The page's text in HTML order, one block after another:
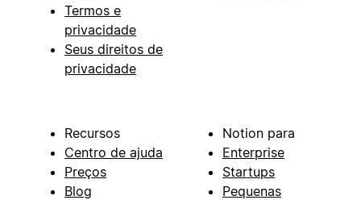
Termos e
privacidade
Seus direitos de
privacidade
Recursos
Centro de ajuda
Preços
Blog
Notion para
Enterprise
Startups
Pequenas